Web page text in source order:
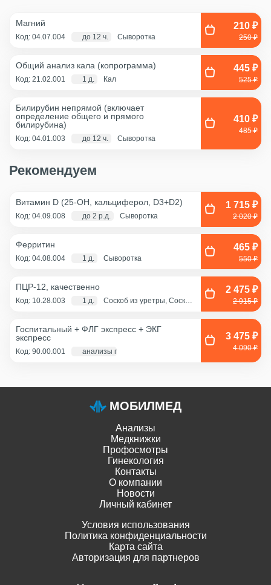
Магний
Код: 04.07.004 до 12 ч. Сыворотка
210 ₽
250 ₽
Общий анализ кала (копрограмма)
Код: 21.02.001 1 д. Кал
445 ₽
525 ₽
Билирубин непрямой (включает
определение общего и прямого
билирубина)
Код: 04.01.003 до 12 ч. Сыворотка
410 ₽
485 ₽
Рекомендуем
Витамин D (25-OH, кальциферол, D3+D2)
Код: 04.09.008 до 2 р.д. Сыворотка
1 715 ₽
2 020 ₽
Ферритин
Код: 04.08.004 1 д. Сыворотка
465 ₽
550 ₽
ПЦР-12, качественно
Код: 10.28.003 1 д.
Соскоб из уретры, Соскоб
канал+влагалище),
2 475 ₽
2 915 ₽
Госпитальный + ФЛГ экспресс + ЭКГ
экспресс
Код: 90.00.001 анализы по крови - 1 д., экг и флг - 1 час
3 475 ₽
4 090 ₽
МОБИЛМЕД
Анализы
Медкнижки
Профосмотры
Гинекология
Контакты
О компании
Новости
Личный кабинет
Условия использования
Политика конфиденциальности
Карта сайта
Авторизация для партнеров